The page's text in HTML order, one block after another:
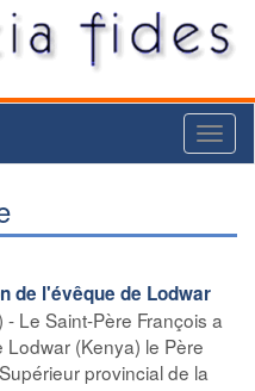
de l'évêque de Lodwar
Le Saint-Père François a
(Kenya) le Père
provincial de la